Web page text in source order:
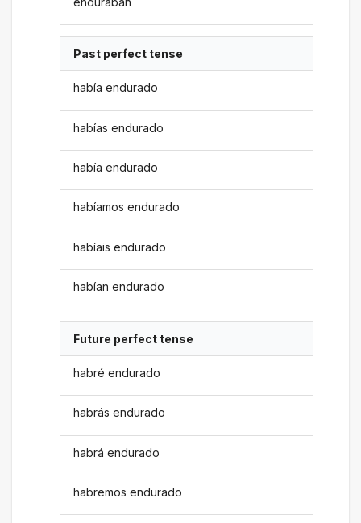
Past perfect tense
había endurado
habías endurado
había endurado
habíamos endurado
habíais endurado
habían endurado
Future perfect tense
habré endurado
habrás endurado
habrá endurado
habremos endurado